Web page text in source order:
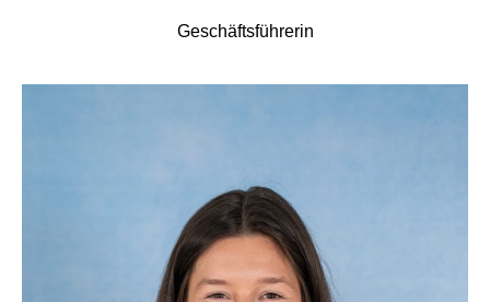
Geschäftsführerin